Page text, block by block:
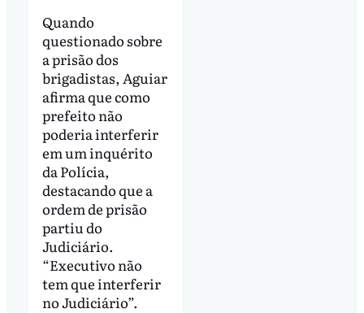
Quando
questionado sobre
a prisão dos
brigadistas, Aguiar
afirma que como
prefeito não
poderia interferir
em um inquérito
da Polícia,
destacando que a
ordem de prisão
partiu do
Judiciário.
“Executivo não
tem que interferir
no Judiciário”.